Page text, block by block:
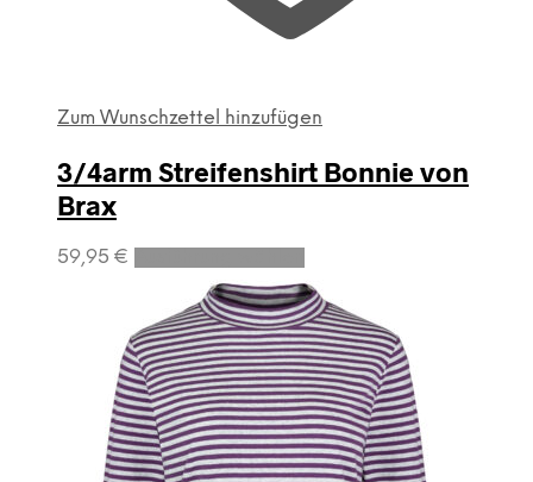
Zum Wunschzettel hinzufügen
3/4arm Streifenshirt Bonnie von
Brax
59,95 €
Dieses
weist
mehrere
Varianten
auf.
Die
Optionen
können
auf